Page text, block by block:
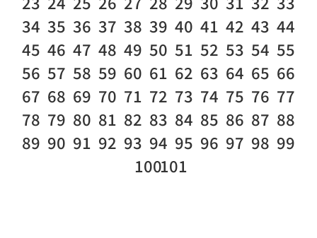
34 35 36 37 38 39 40 41 42 43 44
45 46 47 48 49 50 51 52 53 54 55
56 57 58 59 60 61 62 63 64 65 66
67 68 69 70 71 72 73 74 75 76 77
78 79 80 81 82 83 84 85 86 87 88
89 90 91 92 93 94 95 96 97 98 99
100101